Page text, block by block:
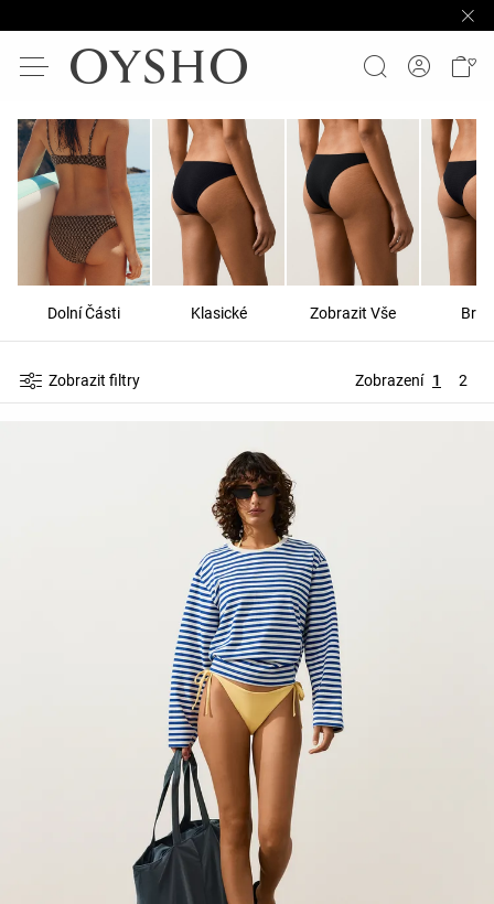
Dolní Části Klasické Zobrazit Vše
Zobrazit filtry Zobrazení 1 2